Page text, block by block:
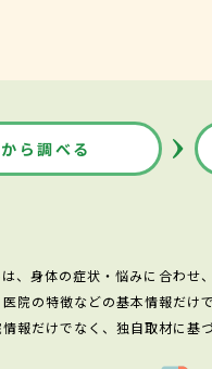
ら調べる
、身体の症状・悩みに合わせ
院の特徴などの基本情報だけ
報だけでなく、独自取材に基